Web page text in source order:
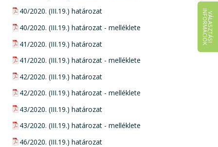
V
Á
L
A
S
Z
T
Á
S
I
IN
F
O
R
M
Á
C
I
Ó
K
pdf csatolmány:
40/2020. (III.19.) határozat
pdf csatolmány:
40/2020. (III.19.) határozat - melléklete
pdf csatolmány:
41/2020. (III.19.) határozat
pdf csatolmány:
41/2020. (III.19.) határozat - melléklete
pdf csatolmány:
42/2020. (III.19.) határozat
pdf csatolmány:
42/2020. (III.19.) határozat - melléklete
pdf csatolmány:
43/2020. (III.19.) határozat
pdf csatolmány:
43/2020. (III.19.) határozat - melléklete
pdf csatolmány:
46/2020. (III.19.) határozat